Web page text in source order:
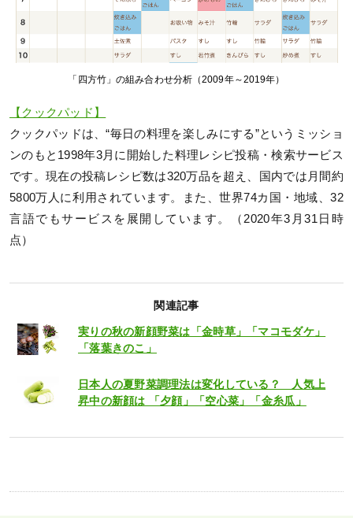
「四方竹」の組み合わせ分析（2009年～2019年）
【クックパッド】
クックパッドは、“毎⽇の料理を楽しみにする”というミッショ
ンのもと1998年3⽉に開始した料理レシピ投稿・検索サービス
です。現在の投稿レシピ数は320万品を超え、国内では⽉間約
5800万⼈に利⽤されています。また、世界74カ国・地域、32
⾔語でもサービスを展開しています。（2020年3⽉31⽇時
点）
関連記事
実りの秋の新顔野菜は「金時草」「マコモダケ」
「落葉きのこ」
日本人の夏野菜調理法は変化している？ 人気上
昇中の新顔は 「夕顔」「空心菜」「金糸瓜」